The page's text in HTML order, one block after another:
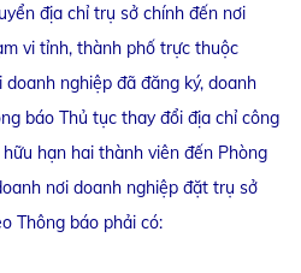
địa chỉ trụ sở chính đến nơi
vi tỉnh, thành phố trực thuộc
doanh nghiệp đã đăng ký, doanh
báo Thủ tục thay đổi địa chỉ công
hạn hai thành viên đến Phòng
nơi doanh nghiệp đặt trụ sở
Thông báo phải có: